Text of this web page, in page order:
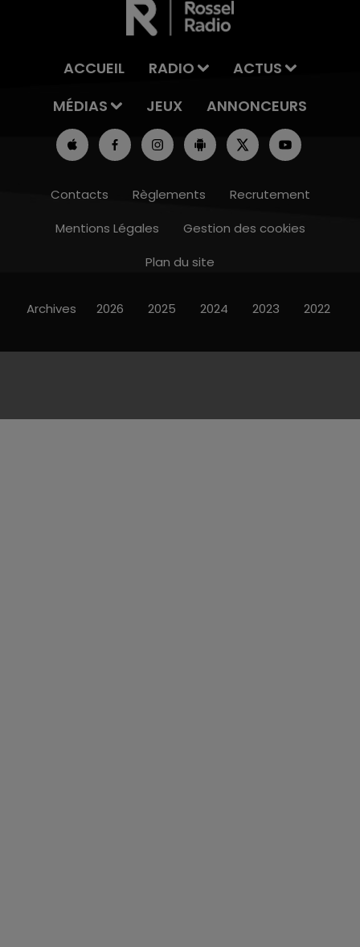
ACCUEIL RADIO
ACTUS
MÉDIAS
JEUX ANNONCEURS
Contacts Règlements
Recrutement
Mentions Légales
Gestion des cookies
Plan du site
Archives 2026 2025 2024 2023 2022